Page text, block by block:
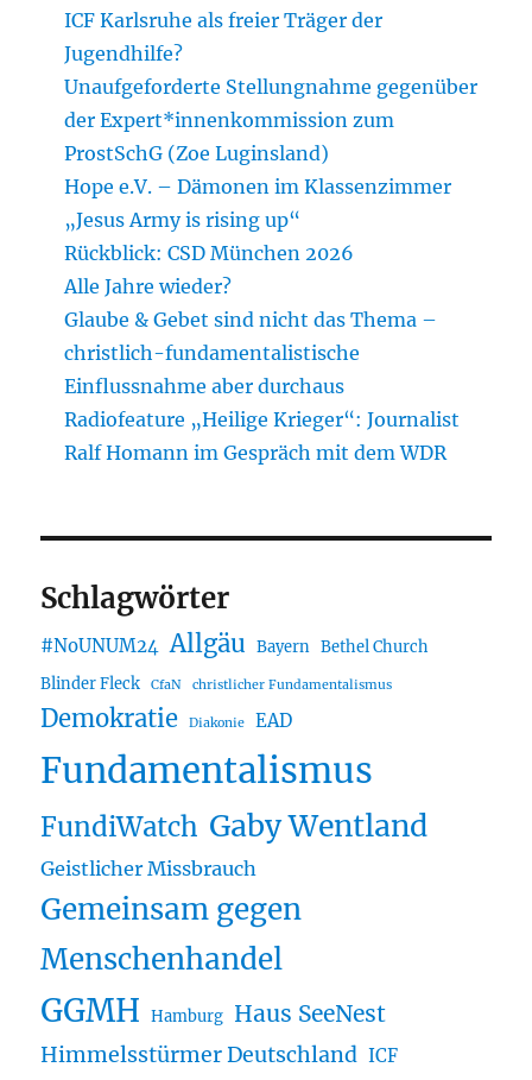
ICF Karlsruhe als freier Träger der
Jugendhilfe?
Unaufgeforderte Stellungnahme gegenüber
der Expert*innenkommission zum
ProstSchG (Zoe Luginsland)
Hope e.V. – Dämonen im Klassenzimmer
„Jesus Army is rising up“
Rückblick: CSD München 2026
Alle Jahre wieder?
Glaube & Gebet sind nicht das Thema –
christlich-fundamentalistische
Einflussnahme aber durchaus
Radiofeature „Heilige Krieger“: Journalist
Ralf Homann im Gespräch mit dem WDR
Schlagwörter
#NoUNUM24 Allgäu Bayern Bethel Church
Blinder Fleck
CfaN christlicher Fundamentalismus
Demokratie Diakonie EAD
Fundamentalismus
FundiWatch Gaby Wentland
Geistlicher Missbrauch
Gemeinsam gegen
Menschenhandel
GGMH Hamburg Haus SeeNest
Himmelsstürmer Deutschland ICF